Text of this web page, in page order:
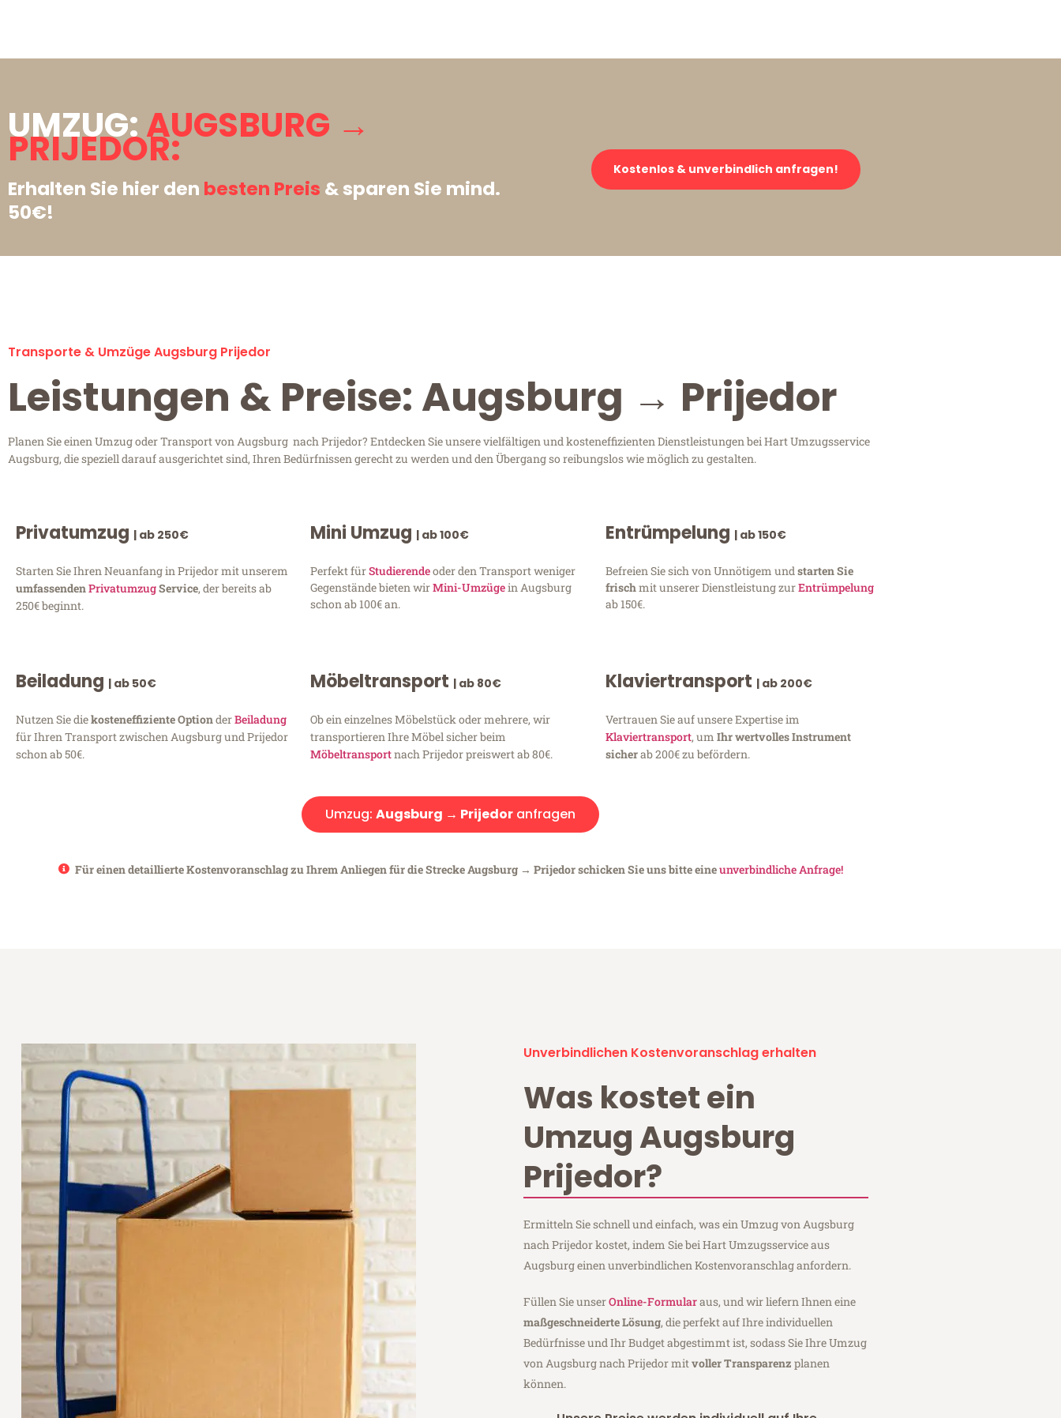
UMZUG:AUGSBURG →
PRIJEDOR:
Erhalten Sie hier den besten Preis & sparen Sie mind.
50€!
Kostenlos & unverbindlich anfragen!
Transporte & Umzüge Augsburg Prijedor
Leistungen & Preise: Augsburg → Prijedor
Planen Sie einen Umzug oder Transport von Augsburg nach Prijedor? Entdecken Sie unsere vielfältigen und kosteneffizienten Dienstleistungen bei Hart Umzugsservice
Augsburg, die speziell darauf ausgerichtet sind, Ihren Bedürfnissen gerecht zu werden und den Übergang so reibungslos wie möglich zu gestalten.
Privatumzug | ab 250€
Starten Sie Ihren Neuanfang in Prijedor mit unserem
umfassendenPrivatumzugService, der bereits ab
250€ beginnt.
Mini Umzug | ab 100€
Perfekt fürStudierendeoder den Transport weniger
Gegenstände bieten wirMini-Umzügein Augsburg
schon ab 100€ an.
Entrümpelung | ab 150€
Befreien Sie sich von Unnötigem undstarten Sie
frischmit unserer Dienstleistung zurEntrümpelung
ab 150€.
Beiladung | ab 50€
Nutzen Sie diekosteneffiziente OptionderBeiladung
für Ihren Transport zwischen Augsburg und Prijedor
schon ab 50€.
Möbeltransport | ab 80€
Ob ein einzelnes Möbelstück oder mehrere, wir
transportieren Ihre Möbel sicher beim
Möbeltransportnach Prijedor preiswert ab 80€.
Klaviertransport | ab 200€
Vertrauen Sie auf unsere Expertise im
Klaviertransport, um Ihr wertvolles Instrument
sicherab 200€ zu befördern.
Umzug: Augsburg → Prijedoranfragen
Für einen detaillierte Kostenvoranschlag zu Ihrem Anliegen für die Strecke Augsburg → Prijedor schicken Sie uns bitte eineunverbindliche Anfrage!
Unverbindlichen Kostenvoranschlag erhalten
Was kostet ein
Umzug Augsburg
Prijedor?
Ermitteln Sie schnell und einfach, was ein Umzug von Augsburg
nach Prijedor kostet, indem Sie bei Hart Umzugsservice aus
Augsburg einen unverbindlichen Kostenvoranschlag anfordern.
Füllen Sie unserOnline-Formularaus, und wir liefern Ihnen eine
maßgeschneiderte Lösung, die perfekt auf Ihre individuellen
Bedürfnisse und Ihr Budget abgestimmt ist, sodass Sie Ihre Umzug
von Augsburg nach Prijedor mitvoller Transparenz planen
können.